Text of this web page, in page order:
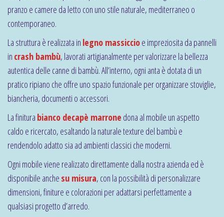
pranzo e camere da letto con uno stile naturale, mediterraneo o
contemporaneo.
La struttura è realizzata in legno massiccioe impreziosita da pannelli
in crash bambù, lavorati artigianalmente per valorizzare la bellezza
autentica delle canne di bambù. All’interno, ogni anta è dotata di un
pratico ripiano che offre uno spazio funzionale per organizzare stoviglie,
biancheria, documenti o accessori.
La finitura bianco decapè marrone dona al mobile un aspetto
caldo e ricercato, esaltando la naturale texture del bambù e
rendendolo adatto sia ad ambienti classici che moderni.
Ogni mobile viene realizzato direttamente dalla nostra azienda ed è
disponibile anche su misura, con la possibilità di personalizzare
dimensioni, finiture e colorazioni per adattarsi perfettamente a
qualsiasi progetto d’arredo.